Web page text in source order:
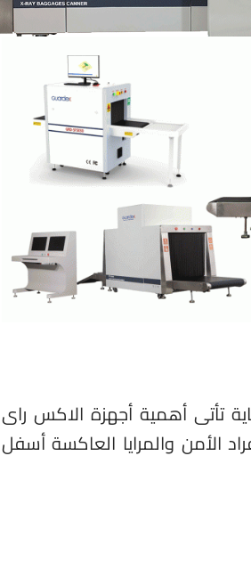
تأتى أهمية أجهزة الاكس راى
الأمن والمرايا العاكسة أسفل